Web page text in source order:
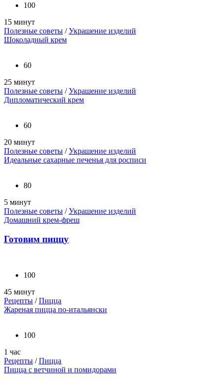
100
15 минут
Полезные советы /Украшение изделий
Шоколадный крем
60
25 минут
Полезные советы /Украшение изделий
Дипломатический крем
60
20 минут
Полезные советы /Украшение изделий
Идеальные сахарные печенья для росписи
80
5 минут
Полезные советы /Украшение изделий
Домашний крем-фреш
Готовим пиццу
100
45 минут
Рецепты /Пицца
Жареная пицца по-итальянски
100
1 час
Рецепты /Пицца
Пицца с ветчиной и помидорами